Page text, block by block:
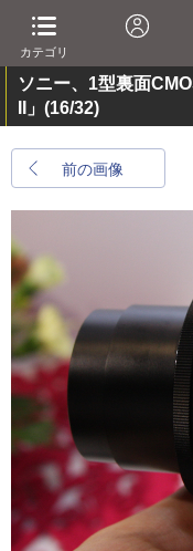
カテゴリ
ソニー、1型裏面
II」 (16/32)
前の画像